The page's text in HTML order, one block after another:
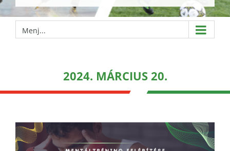
Menj...
2024. MÁRCIUS 20.